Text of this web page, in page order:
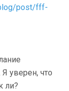
post/fff-
уверен, что
ли?